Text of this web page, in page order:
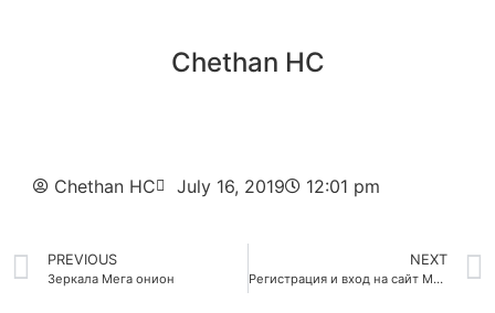
Chethan HC
Chethan HC July 16, 2019 12:01 pm
PREVIOUS
Зеркала Мега онион
NEXT
Регистрация и вход на сайт Мега